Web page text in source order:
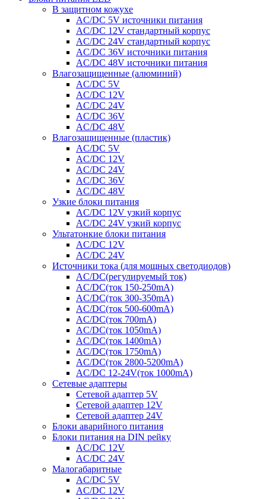
В защитном кожухе
AC/DC 5V источники питания
AC/DC 12V стандартный корпус
AC/DC 24V стандартный корпус
AC/DC 36V источники питания
AC/DC 48V источники питания
Влагозащищенные (алюминий)
AC/DC 5V
AC/DC 12V
AC/DC 24V
AC/DC 36V
AC/DC 48V
Влагозащищенные (пластик)
AC/DC 5V
AC/DC 12V
AC/DC 24V
AC/DC 36V
AC/DC 48V
Узкие блоки питания
AC/DC 12V узкий корпус
AC/DC 24V узкий корпус
Ультатонкие блоки питания
AC/DC 12V
AC/DC 24V
Источники тока (для мощных светодиодов)
AC/DC(регулируемый ток)
AC/DC(ток 150-250mA)
AC/DC(ток 300-350mA)
AC/DC(ток 500-600mA)
AC/DC(ток 700mA)
AC/DC(ток 1050mA)
AC/DC(ток 1400mA)
AC/DC(ток 1750mA)
AC/DC(ток 2800-5200mA)
AC/DC 12-24V(ток 1000mA)
Сетевые адаптеры
Сетевой адаптер 5V
Сетевой адаптер 12V
Сетевой адаптер 24V
Блоки аварийного питания
Блоки питания на DIN рейку
AC/DC 12V
AC/DC 24V
Малогабаритные
AC/DC 5V
AC/DC 12V